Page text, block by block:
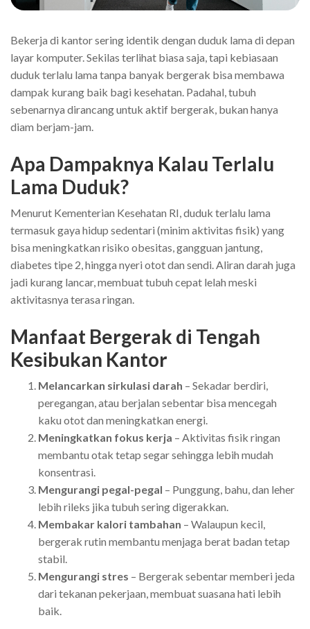
Bekerja di kantor sering identik dengan duduk lama di depan
layar komputer. Sekilas terlihat biasa saja, tapi kebiasaan
duduk terlalu lama tanpa banyak bergerak bisa membawa
dampak kurang baik bagi kesehatan. Padahal, tubuh
sebenarnya dirancang untuk aktif bergerak, bukan hanya
diam berjam-jam.
Apa Dampaknya Kalau Terlalu
Lama Duduk?
Menurut Kementerian Kesehatan RI, duduk terlalu lama
termasuk gaya hidup sedentari (minim aktivitas fisik) yang
bisa meningkatkan risiko obesitas, gangguan jantung,
diabetes tipe 2, hingga nyeri otot dan sendi. Aliran darah juga
jadi kurang lancar, membuat tubuh cepat lelah meski
aktivitasnya terasa ringan.
Manfaat Bergerak di Tengah
Kesibukan Kantor
Melancarkan sirkulasi darah – Sekadar berdiri,
peregangan, atau berjalan sebentar bisa mencegah
kaku otot dan meningkatkan energi.
Meningkatkan fokus kerja – Aktivitas fisik ringan
membantu otak tetap segar sehingga lebih mudah
konsentrasi.
Mengurangi pegal-pegal – Punggung, bahu, dan leher
lebih rileks jika tubuh sering digerakkan.
Membakar kalori tambahan – Walaupun kecil,
bergerak rutin membantu menjaga berat badan tetap
stabil.
Mengurangi stres – Bergerak sebentar memberi jeda
dari tekanan pekerjaan, membuat suasana hati lebih
baik.